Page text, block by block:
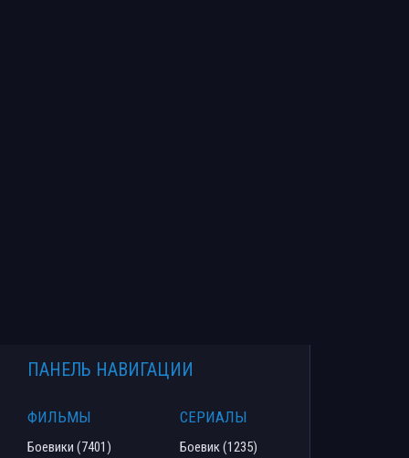
ПАНЕЛЬ НАВИГАЦИИ
ФИЛЬМЫ
Боевики (7401)
СЕРИАЛЫ
Боевик (1235)